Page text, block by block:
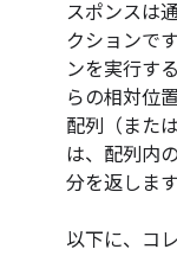
スポンスは
クションで
ンを実行す
らの相対位
配列（また
は、配列内
分を返します
以下に、コ